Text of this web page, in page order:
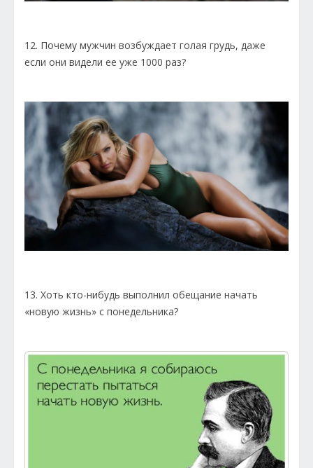
12. Почему мужчин возбуждает голая грудь, даже
если они видели ее уже 1000 раз?
13. Хоть кто-нибудь выполнил обещание начать
«новую жизнь» с понедельника?